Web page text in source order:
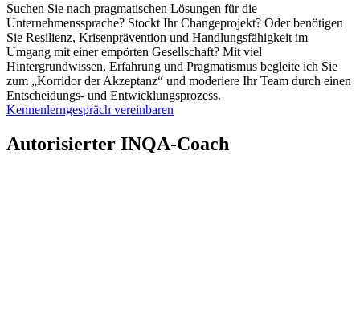
Suchen Sie nach pragmatischen Lösungen für die
Unternehmenssprache? Stockt Ihr Changeprojekt? Oder benötigen
Sie Resilienz, Krisenprävention und Handlungsfähigkeit im
Umgang mit einer empörten Gesellschaft? Mit viel
Hintergrundwissen, Erfahrung und Pragmatismus begleite ich Sie
zum „Korridor der Akzeptanz“ und moderiere Ihr Team durch einen
Entscheidungs- und Entwicklungsprozess.
Kennenlerngespräch vereinbaren
Autorisierter INQA-Coach